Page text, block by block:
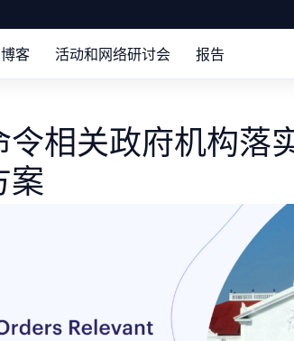
博客 活动和网络研讨会 报告
令相关政府机构落
案